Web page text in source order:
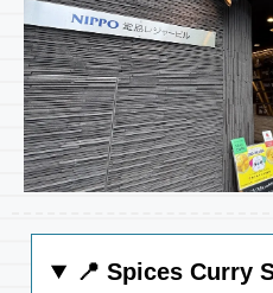
📍 Spices Curry